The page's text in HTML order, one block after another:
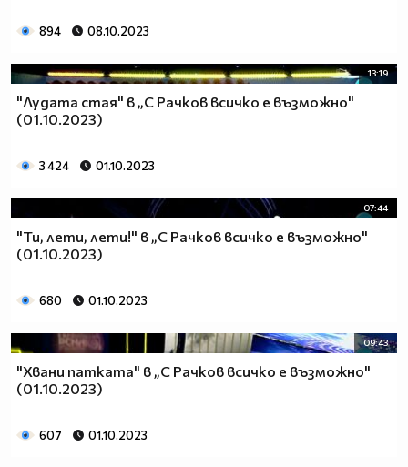
894 08.10.2023
13:19
"Лудата стая" в „С Рачков всичко е възможно"
(01.10.2023)
3 424 01.10.2023
07:44
"Ти, лети, лети!" в „С Рачков всичко е възможно"
(01.10.2023)
680 01.10.2023
09:43
"Хвани патката" в „С Рачков всичко е възможно"
(01.10.2023)
607 01.10.2023